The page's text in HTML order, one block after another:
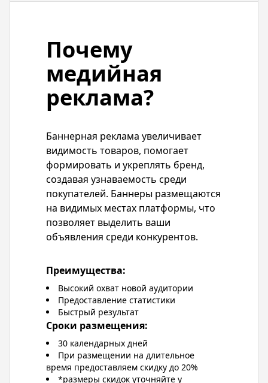
Почему
медийная
реклама?
Баннерная реклама увеличивает
видимость товаров, помогает
формировать и укреплять бренд,
создавая узнаваемость среди
покупателей. Баннеры размещаются
на видимых местах платформы, что
позволяет выделить ваши
объявления среди конкурентов.
Преимущества:
Высокий охват новой аудитории
Предоставление статистики
Быстрый результат
Сроки размещения:
30 календарных дней
При размещении на длительное
время предоставляем скидку до 20%
*размеры скидок уточняйте у